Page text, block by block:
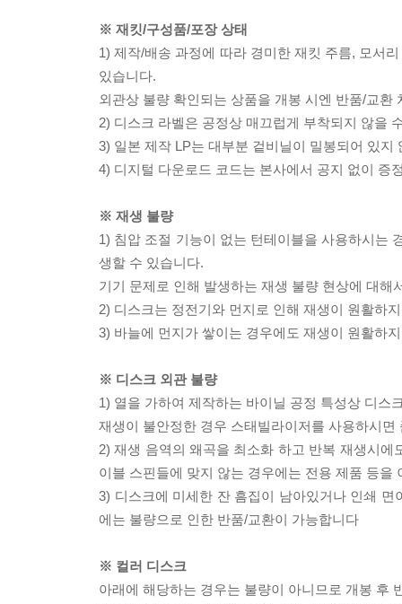
※ 재킷/구성품/포장 상태
1) 제작/배송 과정에 따라 경미한 재킷 주름, 모서
있습니다.
외관상 불량 확인되는 상품을 개봉 시엔 반품/교환
2) 디스크 라벨은 공정상 매끄럽게 부착되지 않을
3) 일본 제작 LP는 대부분 겉비닐이 밀봉되어 있지
4) 디지털 다운로드 코드는 본사에서 공지 없이 증
※ 재생 불량
1) 침압 조절 기능이 없는 턴테이블을 사용하시는
생할 수 있습니다.
기기 문제로 인해 발생하는 재생 불량 현상에 대
2) 디스크는 정전기와 먼지로 인해 재생이 원활하
3) 바늘에 먼지가 쌓이는 경우에도 재생이 원활하
※ 디스크 외관 불량
1) 열을 가하여 제작하는 바이닐 공정 특성상 디스
재생이 불안정한 경우 스태빌라이저를 사용하시
2) 재생 음역의 왜곡을 최소화 하고 반복 재생시
이블 스핀들에 맞지 않는 경우에는 전용 제품 등
3) 디스크에 미세한 잔 흠집이 남아있거나 인쇄
에는 불량으로 인한 반품/교환이 가능합니다
※ 컬러 디스크
아래에 해당하는 경우는 불량이 아니므로 개봉 후